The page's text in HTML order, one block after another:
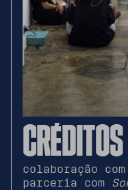
CRÉDITOS
colaboração com
parceria com